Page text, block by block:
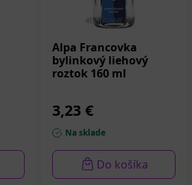
Alpa Francovka
bylinkový liehový
roztok 160 ml
3,23 €
Na sklade
Do košíka